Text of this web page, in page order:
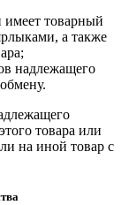
имеет товарный
а также
надлежащего
товара или
на иной товар с